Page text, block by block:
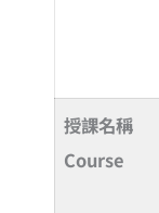
授課名稱
Course